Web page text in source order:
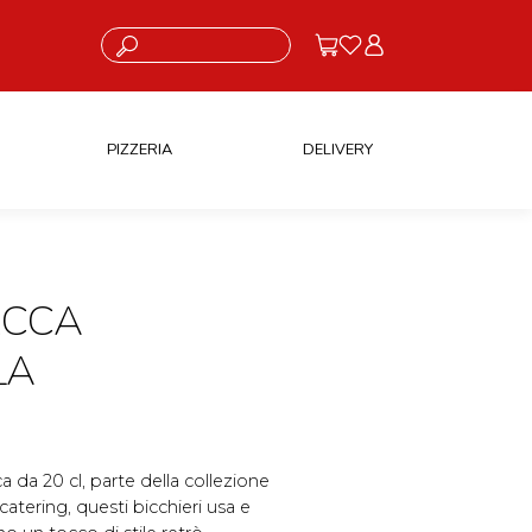
Cosa stai cercando?
PIZZERIA DELIVERY
da 20 cl, parte della collezione
questi bicchieri usa e